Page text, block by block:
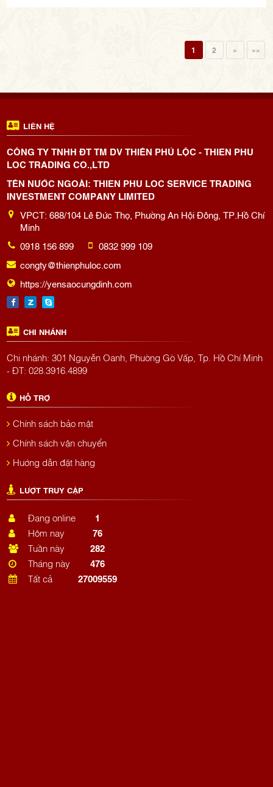
1 2 » »»
LIÊN HỆ
CÔNG TY TNHH ĐT TM DV THIÊN PHÚ LỘC - THIEN PHU
LOC TRADING CO.,LTD
TÊN NƯỚC NGOÀI: THIEN PHU LOC SERVICE TRADING
INVESTMENT COMPANY LIMITED
VPCT: 688/104 Lê Đức Thọ, Phường An Hội Đông, TP.Hồ Chí
Minh
0918 156 899
0832 999 109
congty@thienphuloc.com
https://yensaocungdinh.com
CHI NHÁNH
Chi nhánh: 301 Nguyễn Oanh, Phường Gò Vấp, Tp. Hồ Chí Minh
- ĐT: 028.3916.4899
HỖ TRỢ
Chính sách bảo mật
Chính sách vận chuyển
Hướng dẫn đặt hàng
LƯỢT TRUY CẬP
Đang online
1
Hôm nay
76
Tuần này
282
Tháng này
476
Tất cả
27009559